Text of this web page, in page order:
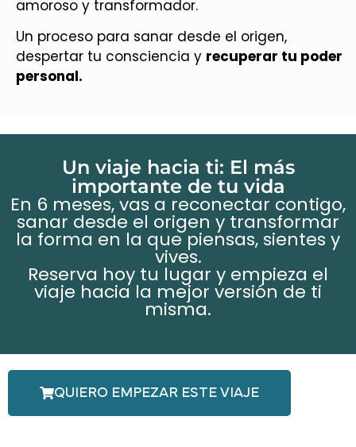
amoroso y transformador.
Un proceso para sanar desde el origen,
despertar tu consciencia y recuperar tu poder
personal.
Un viaje hacia ti: El más
importante de tu vida
En 6 meses, vas a reconectar contigo,
sanar desde el origen y transformar
la forma en la que piensas, sientes y
vives.
Reserva hoy tu lugar y empieza el
viaje hacia la mejor versión de ti
misma.
QUIERO EMPEZAR ESTE VIAJE